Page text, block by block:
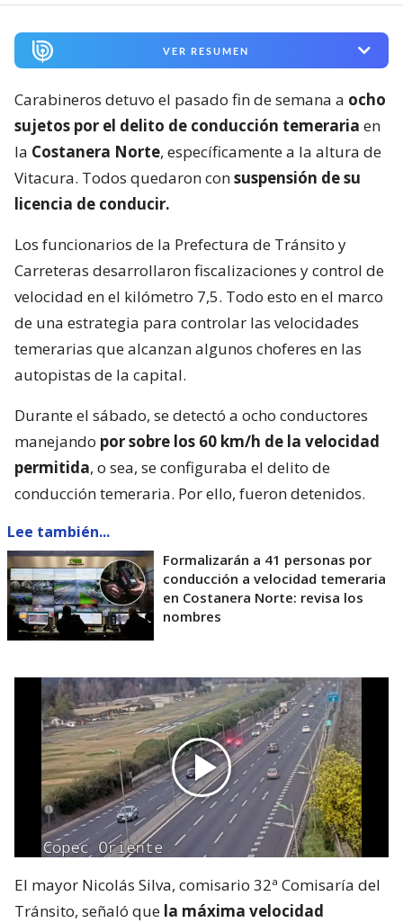
VER RESUMEN
Carabineros detuvo el pasado fin de semana a ocho
sujetos por el delito de conducción temeraria en
la Costanera Norte, específicamente a la altura de
Vitacura. Todos quedaron consuspensión de su
licencia de conducir.
Los funcionarios de la Prefectura de Tránsito y
Carreteras desarrollaron fiscalizaciones y control de
velocidad en el kilómetro 7,5. Todo esto en el marco
de una estrategia para controlar las velocidades
temerarias que alcanzan algunos choferes en las
autopistas de la capital.
Durante el sábado, se detectó a ocho conductores
manejando por sobre los 60 km/h de la velocidad
permitida, o sea, se configuraba el delito de
conducción temeraria. Por ello, fueron detenidos.
Lee también...
Formalizarán a 41 personas por
conducción a velocidad temeraria
en Costanera Norte: revisa los
nombres
El mayor Nicolás Silva, comisario 32ª Comisaría del
Tránsito, señaló que la máxima velocidad